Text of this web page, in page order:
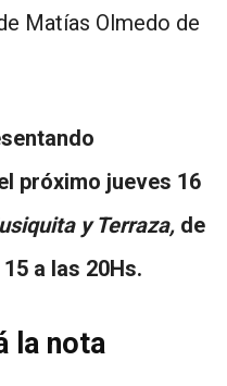
Matías Olmedo de
próximo jueves 16
y Terraza, de
a las 20Hs.
la nota